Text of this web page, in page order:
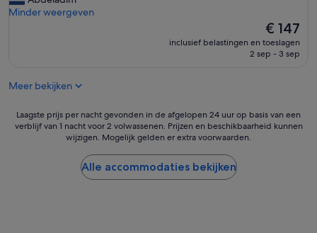
e
l
e
r
(698
o
v
Minder weergeven
De
prijs
is
€ 147
inclusief belastingen en toeslagen
2 sep - 3 sep
Meer bekijken
Laagste
prijs
Laagste prijs per nacht gevonden in de afgelopen 24 uur op basis van een
verblijf van 1 nacht voor 2 volwassenen. Prijzen en beschikbaarheid kunnen
wijzigen. Mogelijk gelden er extra voorwaarden.
Alle accommodaties bekijken